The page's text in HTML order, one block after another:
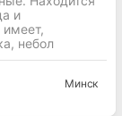
и
имеет,
небол
Минск